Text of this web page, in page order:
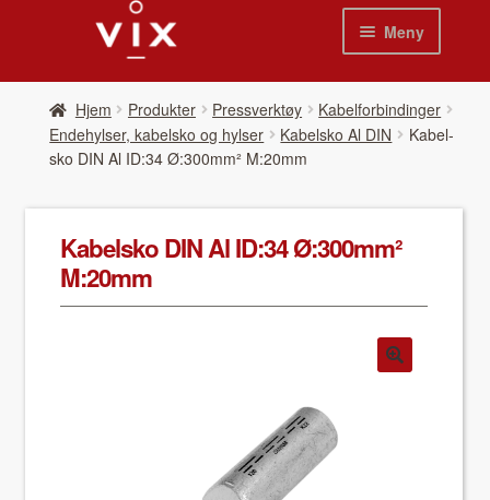
Hopp
til
navigasjon
Hopp
til
innhold
Meny
Hjem
Pro­duk­ter
Nyheter
Se kat­a­loger
Video
Våre leverandør­er
Hjem Pro­duk­ter Pressverktøy
Kabelforbindinger
Endehylser, kabelsko og hylser
Kabelsko Al DIN
Kabel­
sko DIN Al ID:34 Ø:300mm² M:20mm
Kabel­sko DIN Al ID:34 Ø:300mm²
M:20mm